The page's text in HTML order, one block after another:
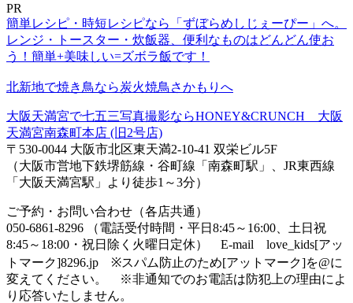
PR
簡単レシピ・時短レシピなら「ずぼらめしじぇーぴー」へ。
レンジ・トースター・炊飯器、便利なものはどんどん使お
う！簡単+美味しい=ズボラ飯です！
北新地で焼き鳥なら炭火焼鳥さかもりへ
大阪天満宮で七五三写真撮影ならHONEY&CRUNCH 大阪
天満宮南森町本店 (旧2号店)
〒530-0044 大阪市北区東天満2-10-41 双栄ビル5F
（大阪市営地下鉄堺筋線・谷町線「南森町駅」、JR東西線
「大阪天満宮駅」より徒歩1～3分）
ご予約・お問い合わせ（各店共通）
050-6861-8296 （電話受付時間・平日8:45～16:00、土日祝
8:45～18:00・祝日除く火曜日定休） E-mail love_kids[アッ
トマーク]8296.jp ※スパム防止のため[アットマーク]を@に
変えてください。 ※非通知でのお電話は防犯上の理由によ
り応答いたしません。